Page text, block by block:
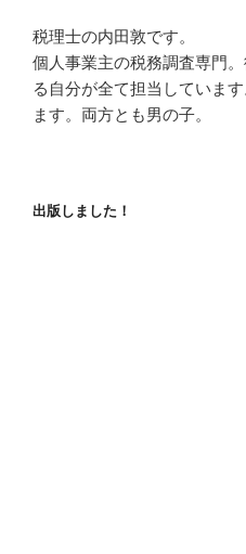
税理士の内田敦です。
個人事業主の税務調査専門
る自分が全て担当していま
ます。両方とも男の子。
出版しました！